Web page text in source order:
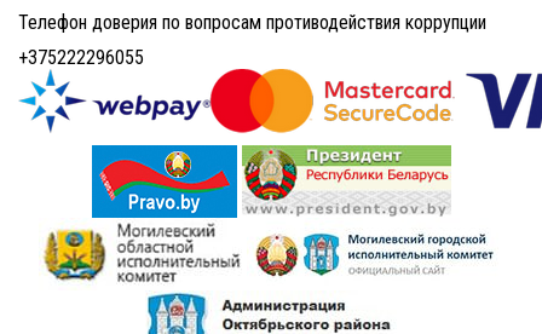
Телефон доверия по вопросам противодействия коррупции
+375222296055